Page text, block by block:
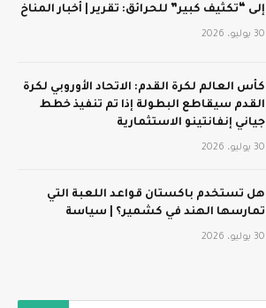
إلى “تكثيف كبير” للحرائق: تقرير | أخبار المناخ
30 يوليو، 2026
كأس العالم لكرة القدم: الاتحاد الأوروبي لكرة
القدم سيقاطع البطولة إذا تم تنفيذ خطط
جياني إنفانتينو الاستثمارية
30 يوليو، 2026
هل تستخدم باكستان قواعد اللعبة التي
تمارسها الهند في كشمير؟ | سياسة
30 يوليو، 2026